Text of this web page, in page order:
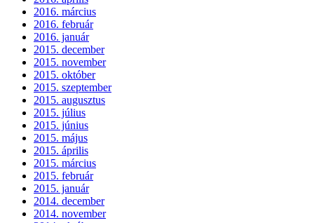
2016. március
2016. február
2016. január
2015. december
2015. november
2015. október
2015. szeptember
2015. augusztus
2015. július
2015. június
2015. május
2015. április
2015. március
2015. február
2015. január
2014. december
2014. november